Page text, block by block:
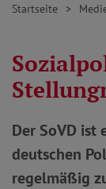
Startseite
Der SoVD ist
deutschen
regelmäßig